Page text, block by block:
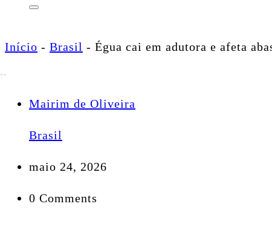
Início - Brasil - Égua cai em adutora e afeta
Mairim de Oliveira
Brasil
maio 24, 2026
0 Comments